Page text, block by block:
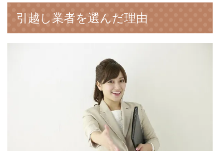
引っ越し後の挨拶時に言う必要のある言
葉と例文10選
引越し業者を選んだ理由